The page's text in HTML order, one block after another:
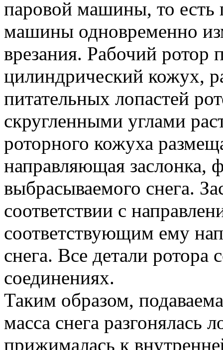
паровой машины, то есть
машины одновременно
врезания. Рабочий ротор
цилиндрический кожух,
питательных лопастей
скругленными углами
роторного кожуха
направляющая заслонка,
выбрасываемого снега.
соответствии с
соответствующим ему
снега. Все детали ротора
соединениях.
Таким образом,
масса снега разгонялась
прижималась к